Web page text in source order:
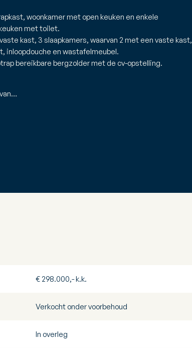
woonkamer met open keuken en enkele
met toilet.
kast, 3 slaapkamers, waarvan 2 met een vaste kast,
inloopdouche en wastafelmeubel.
bereikbare bergzolder met de cv-opstelling.
€ 298.000,- k.k.
Verkocht onder voorbehoud
In overleg